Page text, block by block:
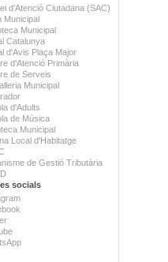
d'Atenció Ciutadana (SAC)
Municipal
Municipal
Catalunya
d'Avis Plaça Major
d'Atenció Primària
de Serveis
Municipal
d'Adults
de Música
Municipal
Local d'Habitatge
de Gestió Tributària
socials